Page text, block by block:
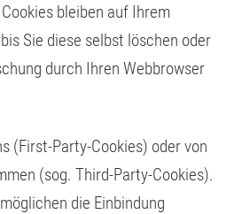
bleiben auf Ihrem
Sie diese selbst löschen oder
durch Ihren Webbrowser
(First-Party-Cookies) oder von
(sog. Third-Party-Cookies).
die Einbindung